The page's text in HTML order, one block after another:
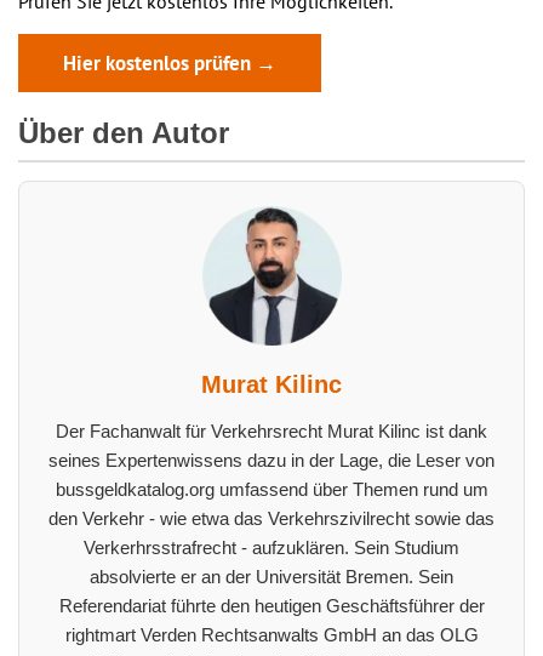
Hier kostenlos prüfen →
Über den Autor
Murat Kilinc
Der Fachanwalt für Verkehrsrecht Murat Kilinc ist dank
seines Expertenwissens dazu in der Lage, die Leser von
bussgeldkatalog.org umfassend über Themen rund um
den Verkehr - wie etwa das Verkehrszivilrecht sowie das
Verkerhrsstrafrecht - aufzuklären. Sein Studium
absolvierte er an der Universität Bremen. Sein
Referendariat führte den heutigen Geschäftsführer der
rightmart Verden Rechtsanwalts GmbH an das OLG